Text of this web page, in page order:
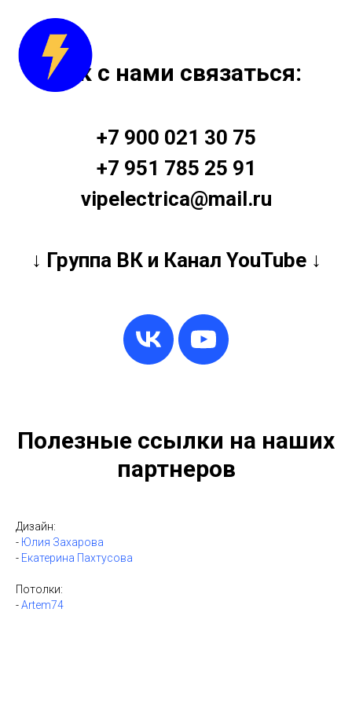
Как с нами связаться:
+7 900 021 30 75
+7 951 785 25 91
vipelectrica@mail.ru
↓ Группа ВК и Канал YouTube ↓
Полезные ссылки на наших
партнеров
Дизайн:
- Юлия Захарова
- Екатерина Пахтусова
Потолки:
-Artem74